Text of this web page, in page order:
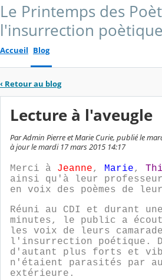
Le Printemps des
l'insurrection poètique
Accueil Blog
‹ Retour au blog
Lecture à l'aveugle
Par Admin Pierre et Marie Curie, publié le
à jour le mardi 17 mars 2015 14:17
Merci à Jeanne, Marie,
ainsi qu'à leur
en voix des poèmes de
Réuni au CDI et durant
minutes, le public a
les voix de leurs
l'insurrection poétique.
d'autant plus forts et
n'étaient parasités par
extérieure.